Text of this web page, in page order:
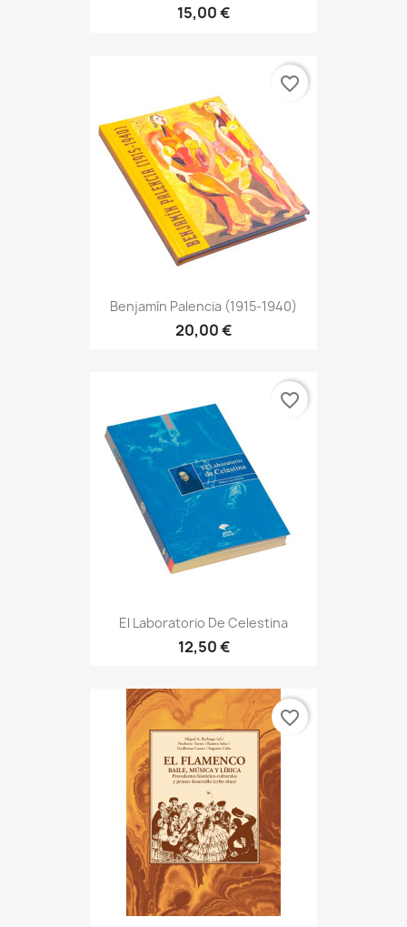
15,00 €
Benjamín Palencia (1915-1940)
20,00 €
favorite_border
El Laboratorio De Celestina
12,50 €
favorite_border
favorite_border